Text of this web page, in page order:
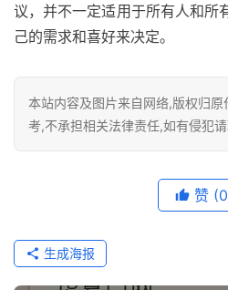
议，并不一定适用于所有人和所
己的需求和喜好来决定。
本站内容及图片来自网络,版权归
考,不承担相关法律责任,如有侵犯
赞
生成海报